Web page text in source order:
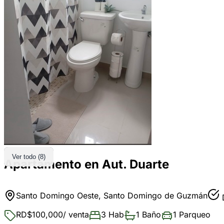
Ver todo (8)
Apartamento en Aut. Duarte
Santo Domingo Oeste, Santo Domingo de Guzmán
RD$100,000/ venta 3 Hab 1 Baño 1 Parqueo